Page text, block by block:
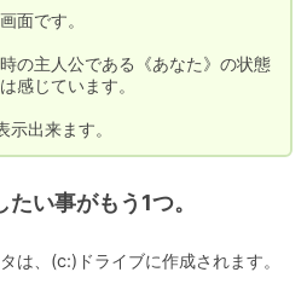
面です。
の主人公である《あなた》の状態
感じています。
出来ます。
い事がもう1つ。
は、(c:)ドライブに作成されます。